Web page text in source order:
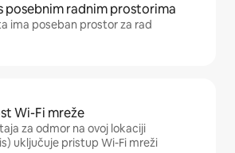
posebnim radnim prostorima
ima poseban prostor za rad
Wi-Fi mreže
za odmor na ovoj lokaciji
uključuje pristup Wi-Fi mreži